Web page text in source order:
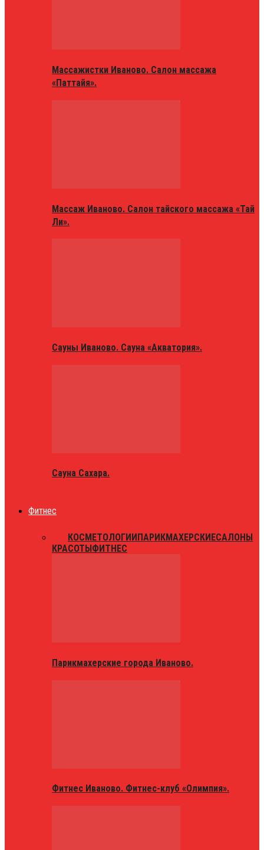
Массажистки Иваново. Салон массажа
«Паттайя».
Массаж Иваново. Салон тайского массажа «Тай
Ли».
Сауны Иваново. Сауна «Акватория».
Сауна Сахара.
Фитнес
КОСМЕТОЛОГИИПАРИКМАХЕРСКИЕСАЛОНЫ
КРАСОТЫФИТНЕС
Парикмахерские города Иваново.
Фитнес Иваново. Фитнес-клуб «Олимпия».